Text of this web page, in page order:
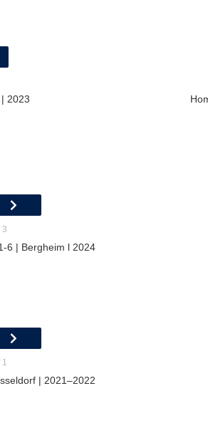
2023
3
6 | Bergheim l 2024
1
| 2021–2022